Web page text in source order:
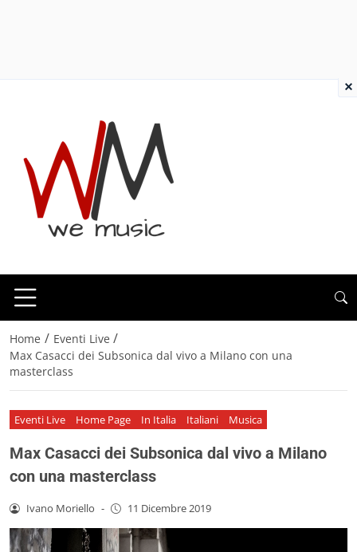
Home / Eventi Live /
Max Casacci dei Subsonica dal vivo a Milano con una
masterclass
Eventi Live Home Page In Italia Italiani Musica
Max Casacci dei Subsonica dal vivo a Milano
con una masterclass
Ivano Moriello - 11 Dicembre 2019
×